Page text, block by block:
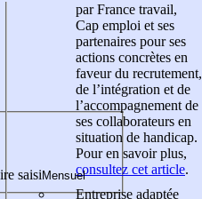
saisi
par France travail,
Cap emploi et ses
partenaires pour ses
actions concrètes en
faveur du recrutement,
de l’intégration et de
l’accompagnement de
ses collaborateurs en
situation de handicap.
Pour en savoir plus,
consultez cet article.
Entreprise adaptée